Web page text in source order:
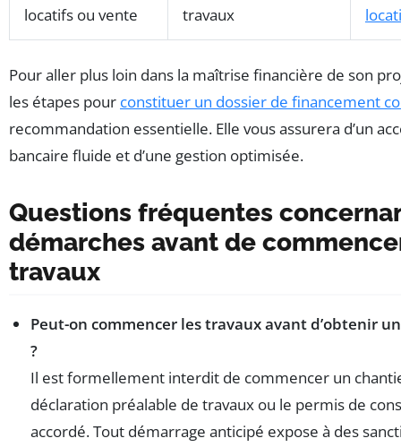
locatifs ou vente
travaux
Pour aller plus loin dans la maîtrise financière de son
les étapes pour constituer un dossier de financement
recommandation essentielle. Elle vous assurera d’un
bancaire fluide et d’une gestion optimisée.
Questions fréquentes
démarches avant de
travaux
Peut-on commencer les travaux avant d’obtenir
?
Il est formellement interdit de commencer un
déclaration préalable de travaux ou le permis de
accordé. Tout démarrage anticipé expose à des